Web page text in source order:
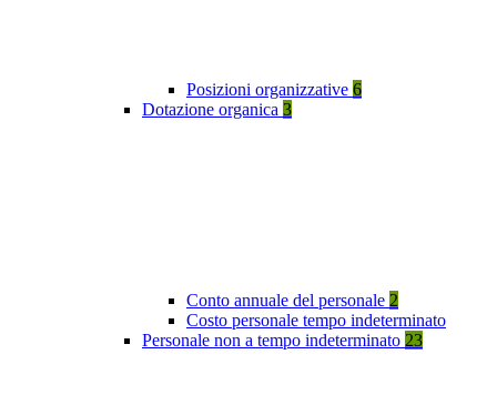
Posizioni organizzative 6
Dotazione organica 3
Conto annuale del personale 2
Costo personale tempo indeterminato
Personale non a tempo indeterminato 23